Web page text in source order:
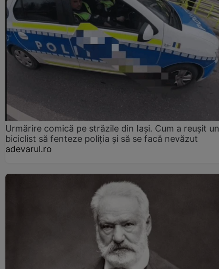
Urmărire comică pe străzile din Iași. Cum a reușit un
biciclist să fenteze poliția și să se facă nevăzut
adevarul.ro